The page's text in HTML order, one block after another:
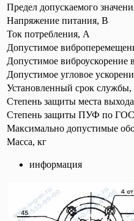
Предел допускаемого
Напряжение питания, В
Ток потребления, А
Допустимое
Допустимое виброускорение
Допустимое угловое
Установленный срок службы,
Степень защиты места
Степень защиты ПУФ по
Максимально допустимые
Масса, кг
информация